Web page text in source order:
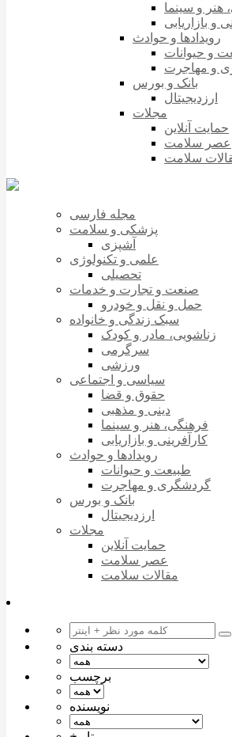
هنر و سینما
و بازاریابی
رویدادها و حوادث
و حیوانات
و مهاجرت
بانک و بورس
ارزدیجیتال
مجلات
حمایت آنلاین
عصر سلامت
سلامت
مجله فارسی
پزشکی و سلامت
آشپزی
علمی و تکنولوژی
تحصیلی
صنعت و تجارت و خدمات
حمل و نقل و خودرو
سبک زندگی و خانواده
زناشویی، مادر و کودک
سرگرمی
ورزشی
سیاسی و اجتماعی
حقوق و قضا
دینی و مذهبی
فرهنگی، هنر و سینما
کارآفرینی و بازاریابی
رویدادها و حوادث
طبیعت و حیوانات
گردشگری و مهاجرت
بانک و بورس
ارزدیجیتال
مجلات
حمایت آنلاین
عصر سلامت
مقالات سلامت
دسته بندی
برچسب
نویسنده